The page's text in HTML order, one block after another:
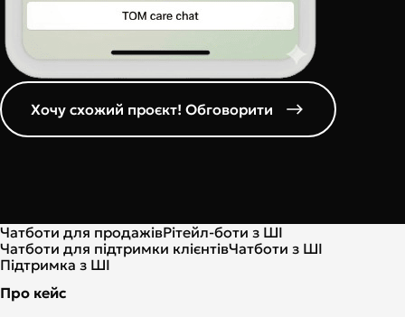
Хочу схожий проєкт! Обговорити
Чатботи для продажівРітейл-боти з ШІ
Чатботи для підтримки клієнтівЧатботи з ШІ
Підтримка з ШІ
Про кейс